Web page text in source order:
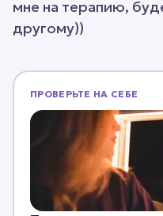
мне на терапию,
другому))
ПРОВЕРЬТЕ НА СЕБЕ